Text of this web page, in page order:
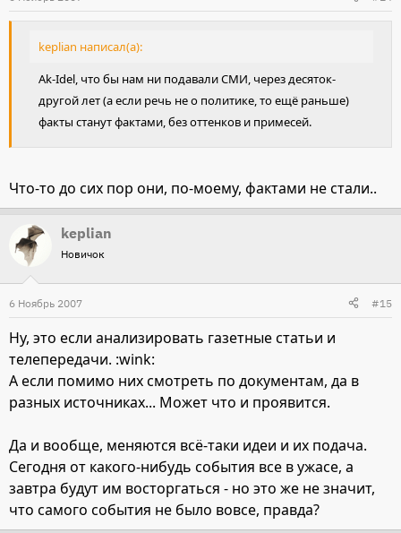
keplian написал(а):
Ak-Idel, что бы нам ни подавали СМИ, через десяток-
другой лет (а если речь не о политике, то ещё раньше)
факты станут фактами, без оттенков и примесей.
Что-то до сих пор они, по-моему, фактами не стали..
keplian
Новичок
6 Ноябрь 2007 #15
Ну, это если анализировать газетные статьи и
телепередачи. :wink:
А если помимо них смотреть по документам, да в
разных источниках... Может что и проявится.
Да и вообще, меняются всё-таки идеи и их подача.
Сегодня от какого-нибудь события все в ужасе, а
завтра будут им восторгаться - но это же не значит,
что самого события не было вовсе, правда?